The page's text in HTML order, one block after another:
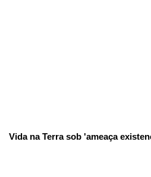
Vida na Terra sob 'ameaça